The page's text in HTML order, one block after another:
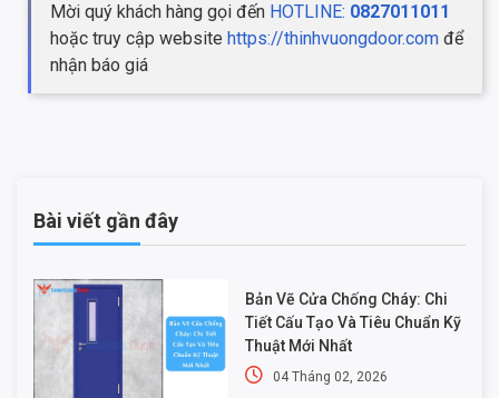
Mời quý khách hàng gọi đến HOTLINE: 0827011011
hoặc truy cập website https://thinhvuongdoor.com để
nhận báo giá
Bài viết gần đây
Bản Vẽ Cửa Chống Cháy: Chi
Tiết Cấu Tạo Và Tiêu Chuẩn Kỹ
Thuật Mới Nhất
04 Tháng 02, 2026